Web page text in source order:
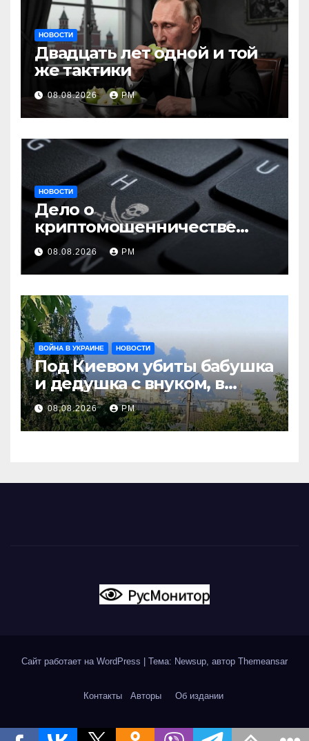
НОВОСТИ
Двадцать лет одной и той
же тактики
08.08.2026 РМ
НОВОСТИ
Дело о
криптомошенничестве
оборачивают в содействие
терроризму
08.08.2026 РМ
ВОЙНА В УКРАИНЕ НОВОСТИ
Под Киевом убиты бабушка
и дедушка с внуком, в
Поволжье и на Кубани
вновь горят НПЗ
08.08.2026 РМ
Сайт работает на WordPress Тема: Newsup, автор Themeansar
Контакты Авторы Об издании